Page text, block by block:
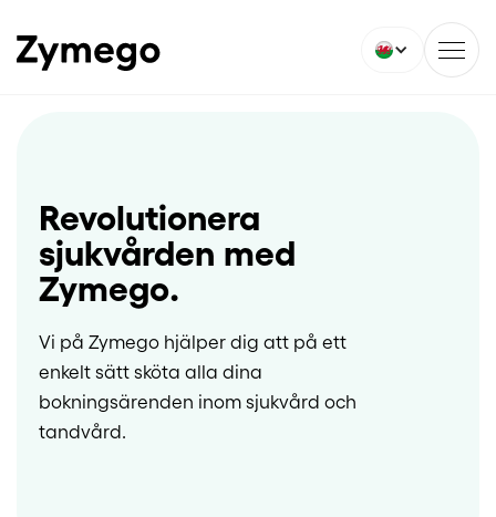
Revolutionera
sjukvården med
Zymego.
Vi på Zymego hjälper dig att på ett
enkelt sätt sköta alla dina
bokningsärenden inom sjukvård och
tandvård.